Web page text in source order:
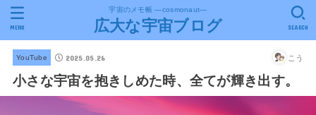
宇宙のメモ帳 ―cosmonaut―
広大な宇宙ブログ SEARCH
MENU
YouTube 2025.05.26 こう
小さな宇宙を抱きしめた時、全てが輝き出す。